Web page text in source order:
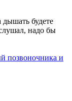
дышать будете
надо бы
позвоночника и